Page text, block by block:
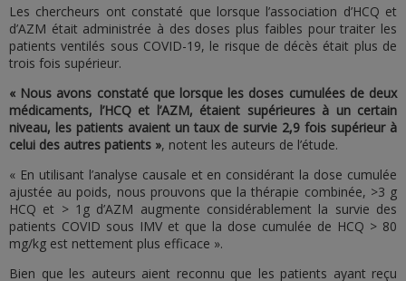
Les chercheurs ont constaté que lorsque l’association d’HCQ et
d’AZM était administrée à des doses plus faibles pour traiter les
patients ventilés sous COVID-19, le risque de décès était plus de
trois fois supérieur.
« Nous avons constaté que lorsque les doses cumulées de deux
médicaments, l’HCQ et l’AZM, étaient supérieures à un certain
niveau, les patients avaient un taux de survie 2,9 fois supérieur à
celui des autres patients », notent les auteurs de l’étude.
« En utilisant l’analyse causale et en considérant la dose cumulée
ajustée au poids, nous prouvons que la thérapie combinée, >3 g
HCQ et > 1g d’AZM augmente considérablement la survie des
patients COVID sous IMV et que la dose cumulée de HCQ > 80
mg/kg est nettement plus efficace ».
Bien que les auteurs aient reconnu que les patients ayant reçu